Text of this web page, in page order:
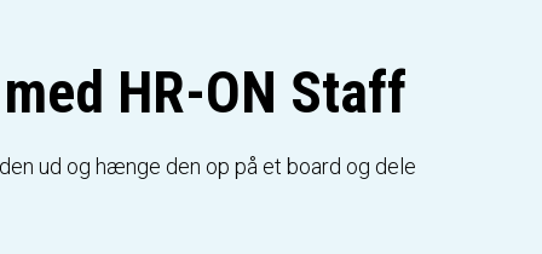
HR-ON Staff
ud og hænge den op på et board og dele